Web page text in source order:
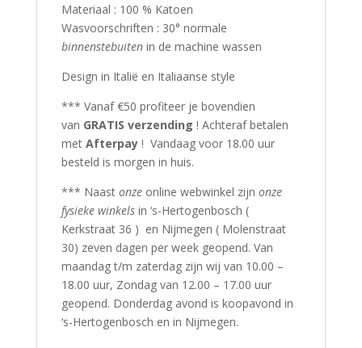
Materiaal : 100 % Katoen
Wasvoorschriften : 30° normale
binnenstebuiten in de machine wassen
Design in Italië en Italiaanse style
*** Vanaf €50 profiteer je bovendien
van GRATIS verzending ! Achteraf betalen
met Afterpay! Vandaag voor 18.00 uur
besteld is morgen in huis.
*** Naast onzeonline webwinkel zijn onze
fysieke winkelsin ‘s-Hertogenbosch (
Kerkstraat 36 ) en Nijmegen ( Molenstraat
30) zeven dagen per week geopend. Van
maandag t/m zaterdag zijn wij van 10.00 –
18.00 uur, Zondag van 12.00 – 17.00 uur
geopend. Donderdag avond is koopavond in
‘s-Hertogenbosch en in Nijmegen.